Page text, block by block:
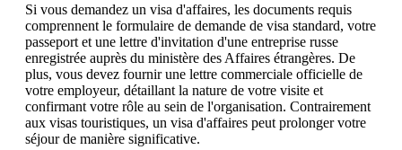
Si vous demandez un visa d'affaires, les documents requis
comprennent le formulaire de demande de visa standard, votre
passeport et une lettre d'invitation d'une entreprise russe
enregistrée auprès du ministère des Affaires étrangères. De
plus, vous devez fournir une lettre commerciale officielle de
votre employeur, détaillant la nature de votre visite et
confirmant votre rôle au sein de l'organisation. Contrairement
aux visas touristiques, un visa d'affaires peut prolonger votre
séjour de manière significative.